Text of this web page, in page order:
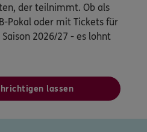
der teilnimmt. Ob als
Pokal oder mit Tickets für
2026/27 - es lohnt
lassen